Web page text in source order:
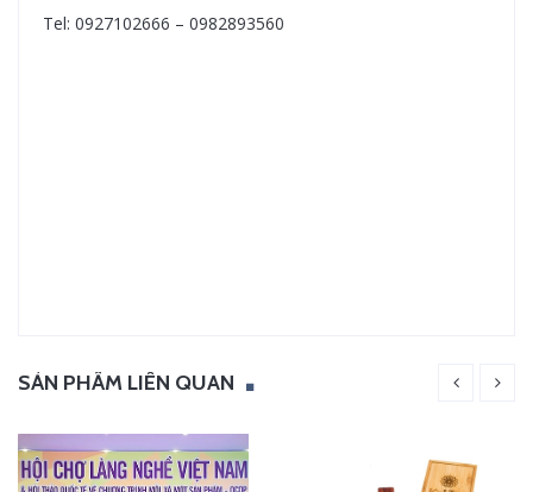
Tel: 0927102666 – 0982893560
SẢN PHẨM LIÊN QUAN